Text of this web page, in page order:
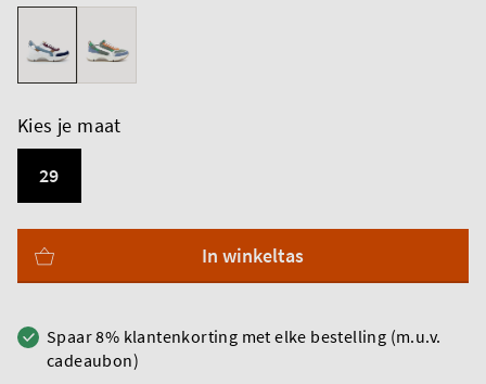
Kies je maat
29
In winkeltas
Spaar 8% klantenkorting met elke bestelling (m.u.v.
cadeaubon)